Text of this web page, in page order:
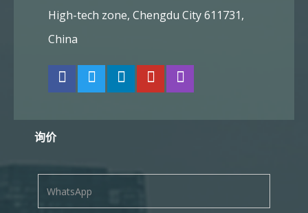
High-tech zone, Chengdu City 611731,
China
询价